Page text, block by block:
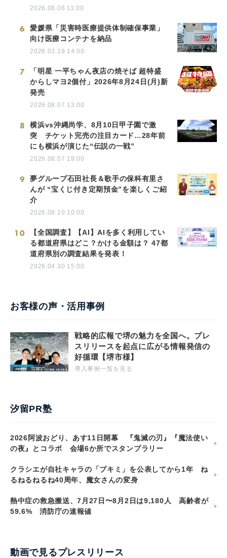
2026.08.06 11:00
6
愛媛県「災害時医療提供体制確保事業」
向け医療コンテナを納品
2026.03.19 14:00
7
「明星 一平ちゃん夜店の焼そば 超特盛
からしマヨ2個付」2026年8月24日(月)新
発売
2026.08.07 13:00
8
横浜vs沖縄尚学、8月10日甲子園で激
突 チケット完売の注目カード…28年前
にも横浜が演じた“伝説の一戦”
2026.08.07 19:00
9
夢グループ石田社長＆歌手の保科有里さ
んが “宝くじ付き定期預金”を楽しくご紹
介
2026.08.10 10:00
10
【全国調査】【AI】AIを多く利用してい
る都道府県はどこ？かける金額は？ 47都
道府県別の調査結果を発表！
2026.04.30 15:00
お客様の声・活用事例
戦略的広報で堺の魅力を全国へ。プレ
スリリースを起点に広がる情報発信の
好循環【堺市様】
導入事例一覧を見る
汐留PR塾
2026阿波おどり、あす11日開幕 『鬼滅の刃』『魔法使い
の夜』とコラボ 会場6か所でスタンプラリー
クラシエが自社キャラの「ブキミ」を公表してから1年 ね
るねるねるね40周年、魔女さんの変身
熱中症の救急搬送、7月27日〜8月2日は9,180人 高齢者が
59.6% 消防庁の速報値
動画で見るプレスリリース